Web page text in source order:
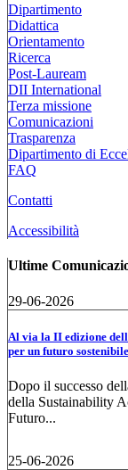
Dipartimento
Didattica
Orientamento
Ricerca
Post-Lauream
DII International
Terza missione
Comunicazioni
Trasparenza
Dipartimento di
FAQ
Contatti
Accessibilità
Ultime
29-06-2026
Al via la II edizione
per un futuro sostenibile
Dopo il successo
della Sustainability
Futuro...
25-06-2026